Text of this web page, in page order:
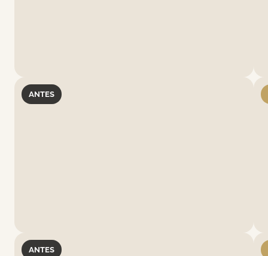
ANTES
ANTES